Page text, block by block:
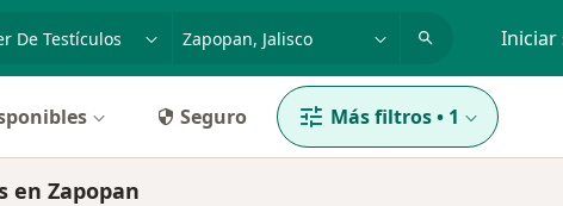
enfermedad o nombre Iniciar
Seguro Más filtros• 1
en Zapopan